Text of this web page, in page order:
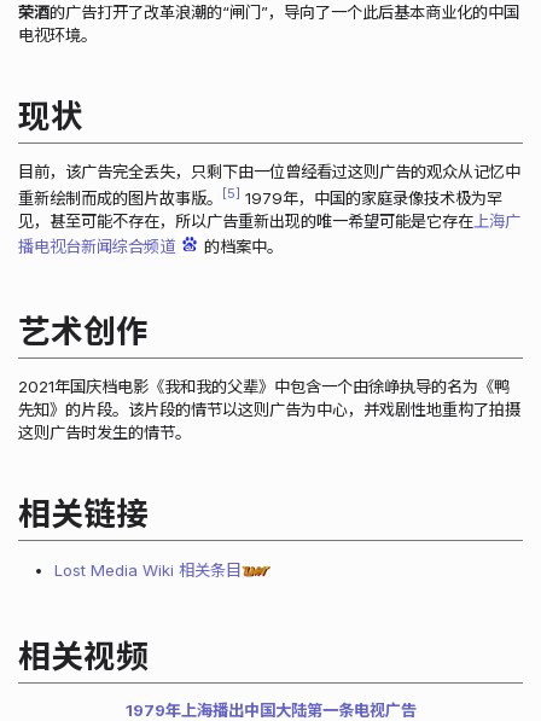
荣酒的广告打开了改革浪潮的“闸门”，导向了一个此后基本商业化的中国
电视环境。
现状
目前，该广告完全丢失，只剩下由一位曾经看过这则广告的观众从记忆中
重新绘制而成的图片故事版。
5
1979年，中国的家庭录像技术极为罕
见，甚至可能不存在，所以广告重新出现的唯一希望可能是它存在 上海广
播电视台新闻综合频道
的档案中。
艺术创作
2021年国庆档电影《我和我的父辈》中包含一个由徐峥执导的名为《鸭
先知》的片段。该片段的情节以这则广告为中心，并戏剧性地重构了拍摄
这则广告时发生的情节。
相关链接
Lost Media Wiki 相关条目
相关视频
1979年上海播出中国大陆第一条电视广告